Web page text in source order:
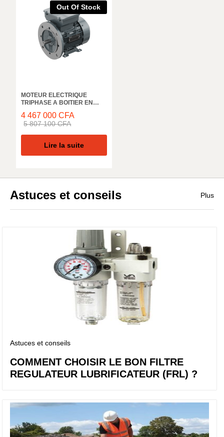
Out Of Stock
MOTEUR ELECTRIQUE
TRIPHASE A BOITIER EN
3EG250M8C, 1000 TR/MIN,
55KW, 50HZ, IE3 IP55
4 467 000CFA
5 807 100CFA
Lire la suite
Astuces et conseils Plus
Astuces et conseils
COMMENT CHOISIR LE BON FILTRE
REGULATEUR LUBRIFICATEUR (FRL) ?